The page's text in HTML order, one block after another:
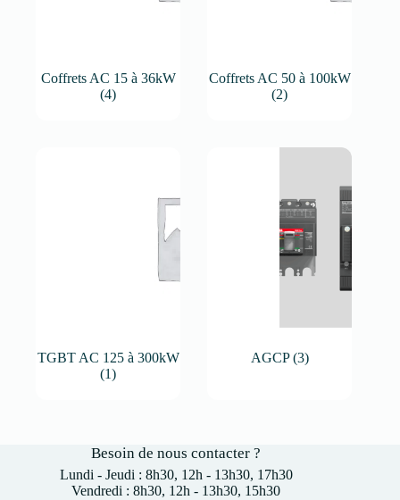
Coffrets AC 15 à 36kW
(4)
Coffrets AC 50 à 100kW
(2)
TGBT AC 125 à 300kW
(1)
AGCP(3)
Besoin de nous contacter ?
Lundi - Jeudi : 8h30, 12h - 13h30, 17h30
Vendredi : 8h30, 12h - 13h30, 15h30